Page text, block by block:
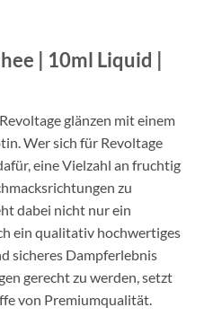
| 10ml Liquid |
glänzen mit einem
Wer sich für Revoltage
eine Vielzahl an fruchtig
zu
dabei nicht nur ein
ein qualitativ hochwertiges
sicheres Dampferlebnis
gerecht zu werden, setzt
von Premiumqualität.